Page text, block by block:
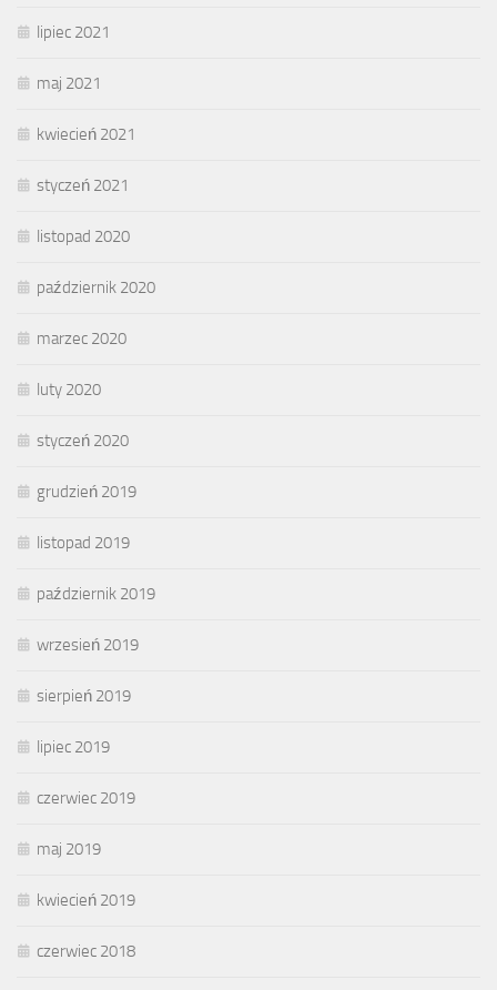
lipiec 2021
maj 2021
kwiecień 2021
styczeń 2021
listopad 2020
październik 2020
marzec 2020
luty 2020
styczeń 2020
grudzień 2019
listopad 2019
październik 2019
wrzesień 2019
sierpień 2019
lipiec 2019
czerwiec 2019
maj 2019
kwiecień 2019
czerwiec 2018